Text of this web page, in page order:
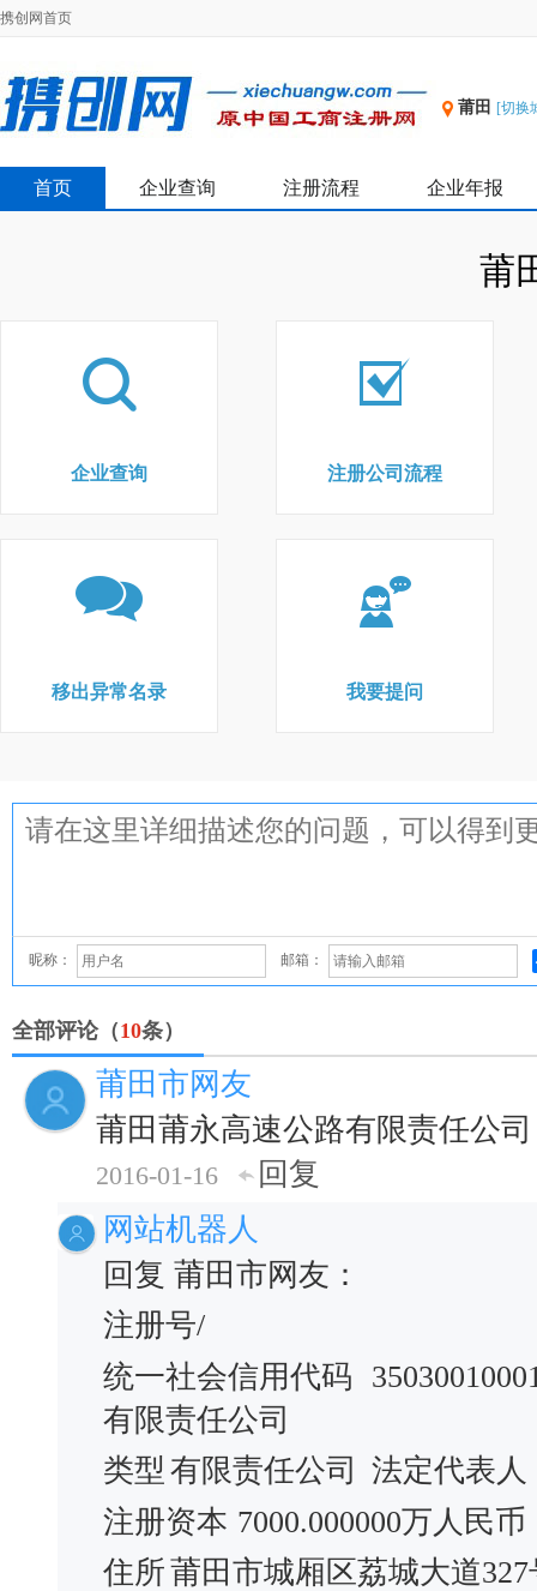
携创网首页
莆田 [切换
首页 企业查询 注册流程 企业年报
莆
企业查询 注册公司流程
移出异常名录 我要提问
昵称： 邮箱：
全部评论（10条）
莆田市网友
莆田莆永高速公路有限责任公司
2016-01-16
回复
网站机器人
回复 莆田市网友：
注册号/
统一社会信用代码
有限责任公司
类型 有限责任公司
法定代表人
注册资本 7000.000000万人民币
住所莆田市城厢区荔城大道327